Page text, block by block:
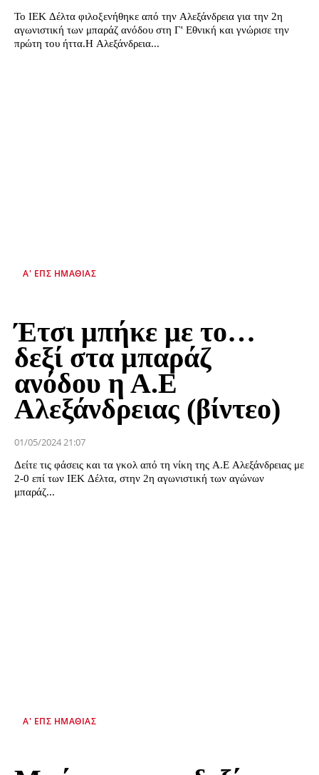
Το ΙΕΚ Δέλτα φιλοξενήθηκε από την Αλεξάνδρεια για την 2η
αγωνιστική των μπαράζ ανόδου στη Γ' Εθνική και γνώρισε την
πρώτη του ήττα.Η Αλεξάνδρεια...
Α' ΕΠΣ ΗΜΑΘΊΑΣ
Έτσι μπήκε με το…
δεξί στα μπαράζ
ανόδου η Α.Ε
Αλεξάνδρειας (βίντεο)
01/05/2024 21:07
Δείτε τις φάσεις και τα γκολ από τη νίκη της Α.Ε Αλεξάνδρειας με
2-0 επί των ΙΕΚ Δέλτα, στην 2η αγωνιστική των αγώνων
μπαράζ...
Α' ΕΠΣ ΗΜΑΘΊΑΣ